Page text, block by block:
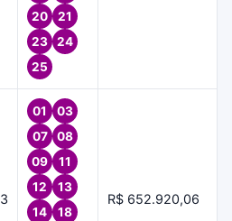
20
21
23
24
25
01
03
07
08
09
11
12
13
14
18
R$ 652.920,06